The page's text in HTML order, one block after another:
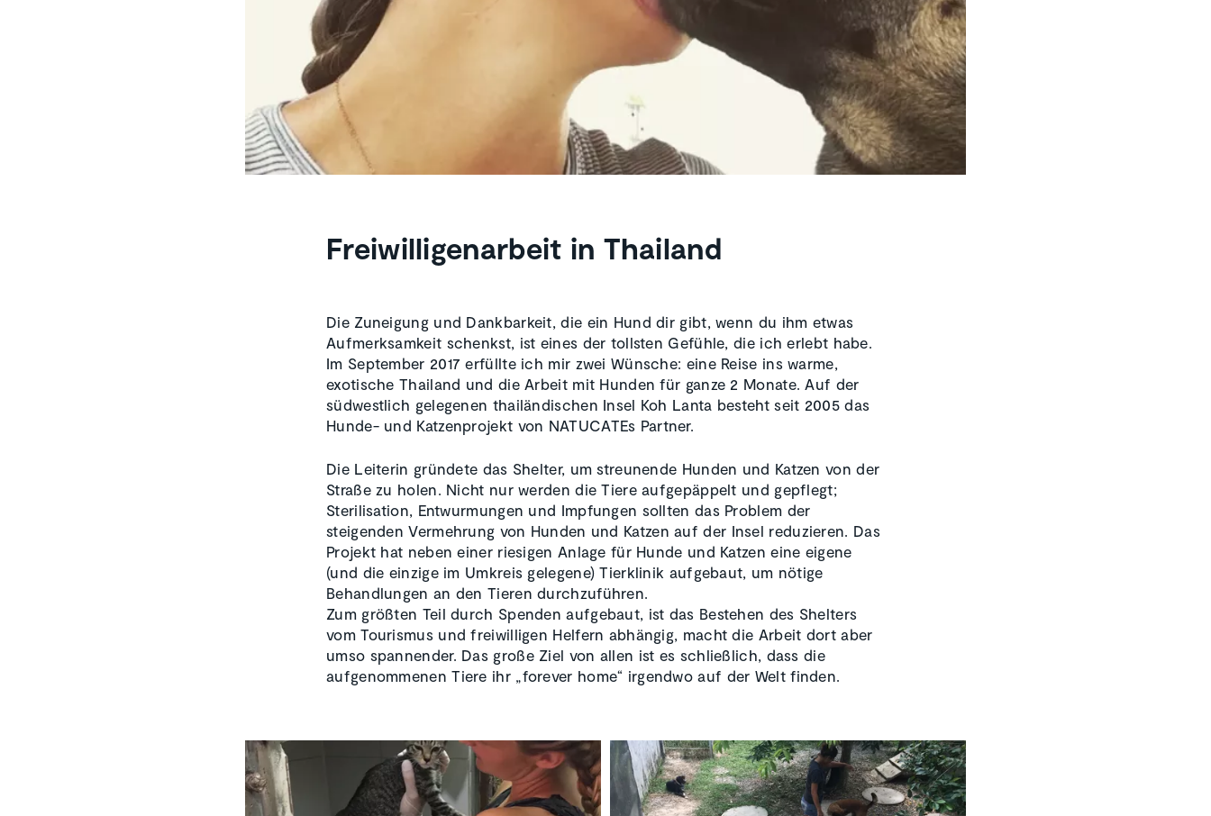
Freiwilligenarbeit in Thailand
Die Zuneigung und Dankbarkeit, die ein Hund dir gibt, wenn du ihm etwas
Aufmerksamkeit schenkst, ist eines der tollsten Gefühle, die ich erlebt habe.
Im September 2017 erfüllte ich mir zwei Wünsche: eine Reise ins warme,
exotische Thailand und die Arbeit mit Hunden für ganze 2 Monate. Auf der
südwestlich gelegenen thailändischen Insel Koh Lanta besteht seit 2005 das
Hunde- und Katzenprojekt von NATUCATEs Partner.
Die Leiterin gründete das Shelter, um streunende Hunden und Katzen von der
Straße zu holen. Nicht nur werden die Tiere aufgepäppelt und gepflegt;
Sterilisation, Entwurmungen und Impfungen sollten das Problem der
steigenden Vermehrung von Hunden und Katzen auf der Insel reduzieren. Das
Projekt hat neben einer riesigen Anlage für Hunde und Katzen eine eigene
(und die einzige im Umkreis gelegene) Tierklinik aufgebaut, um nötige
Behandlungen an den Tieren durchzuführen.
Zum größten Teil durch Spenden aufgebaut, ist das Bestehen des Shelters
vom Tourismus und freiwilligen Helfern abhängig, macht die Arbeit dort aber
umso spannender. Das große Ziel von allen ist es schließlich, dass die
aufgenommenen Tiere ihr „forever home“ irgendwo auf der Welt finden.